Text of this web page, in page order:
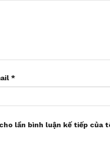
*
lần bình luận kế tiếp của